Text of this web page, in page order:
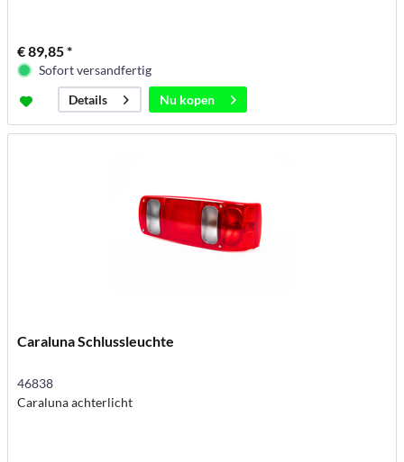
€ 89,85 *
Sofort versandfertig
Details
Nu kopen
Caraluna Schlussleuchte
46838
Caraluna achterlicht